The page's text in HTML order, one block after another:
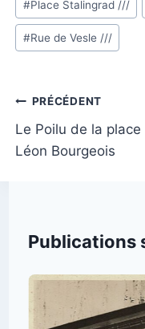
de
la
#Place Stalingrad ///
#Rue de Vesle ///
Navigation
de
l’article
PRÉCÉDENT
Le Poilu de la place
Léon Bourgeois
Publications